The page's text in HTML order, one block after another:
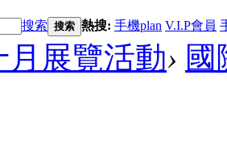
搜索 搜索 熱搜: 手機plan V.I.P會員
月展覽活動› 國